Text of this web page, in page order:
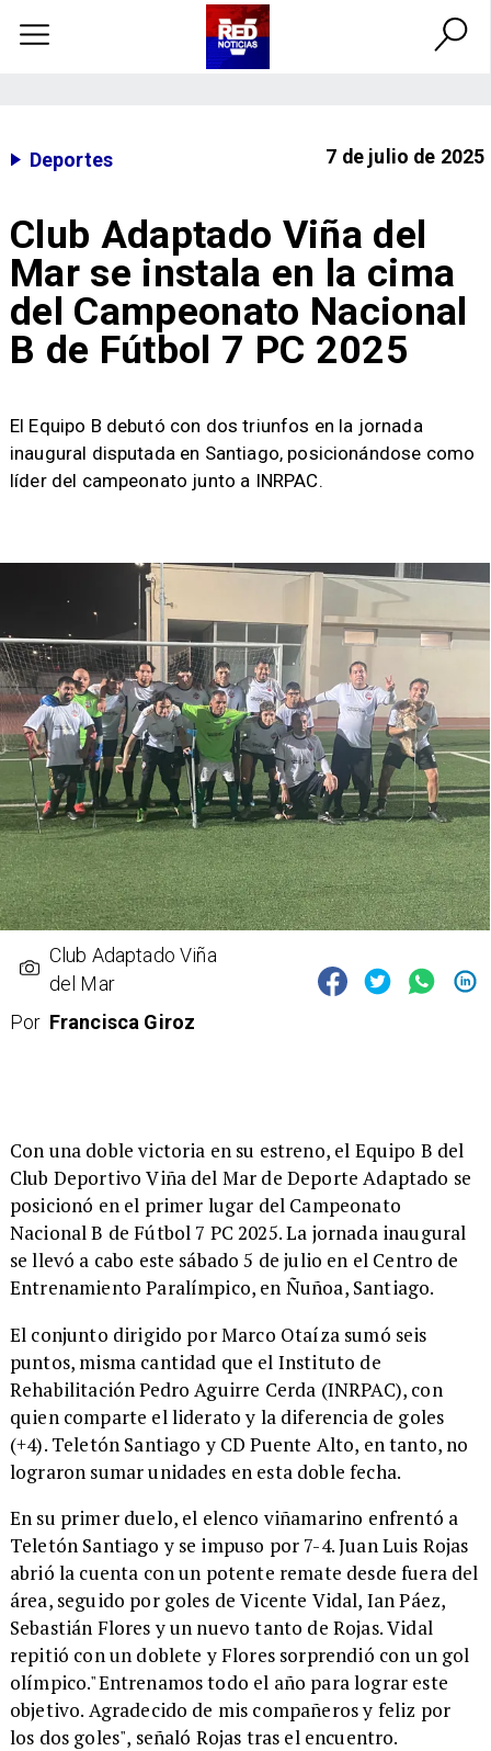
Deportes 7 de julio de 2025
Club Adaptado Viña del
Mar se instala en la cima
del Campeonato Nacional
B de Fútbol 7 PC 2025
​El Equipo B debutó con dos triunfos en la jornada
inaugural disputada en Santiago, posicionándose como
líder del campeonato junto a INRPAC.
Club Adaptado Viña
del Mar
Por Francisca Giroz
Con una doble victoria en su estreno, el Equipo B del
Club Deportivo Viña del Mar de Deporte Adaptado se
posicionó en el primer lugar del Campeonato
Nacional B de Fútbol 7 PC 2025. La jornada inaugural
se llevó a cabo este sábado 5 de julio en el Centro de
Entrenamiento Paralímpico, en Ñuñoa, Santiago.
El conjunto dirigido por Marco Otaíza sumó seis
puntos, misma cantidad que el Instituto de
Rehabilitación Pedro Aguirre Cerda (INRPAC), con
quien comparte el liderato y la diferencia de goles
(+4). Teletón Santiago y CD Puente Alto, en tanto, no
lograron sumar unidades en esta doble fecha.
En su primer duelo, el elenco viñamarino enfrentó a
Teletón Santiago y se impuso por 7-4. Juan Luis Rojas
abrió la cuenta con un potente remate desde fuera del
área, seguido por goles de Vicente Vidal, Ian Páez,
Sebastián Flores y un nuevo tanto de Rojas. Vidal
repitió con un doblete y Flores sorprendió con un gol
olímpico."Entrenamos todo el año para lograr este
objetivo. Agradecido de mis compañeros y feliz por
los dos goles", señaló Rojas tras el encuentro.